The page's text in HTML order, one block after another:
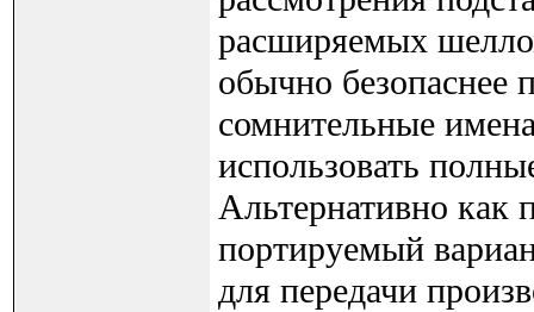
расширяемых
обычно безопаснее
сомнительные
использовать
Альтернативно как
портируемый
для передачи